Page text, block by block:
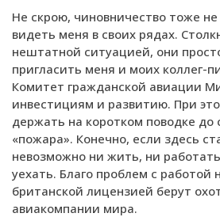
Не скрою, чиновничество тоже
видеть меня в своих рядах.
нештатной ситуацией, они
пригласить меня и моих коллег-
Комитет гражданской авиации
инвестициям и развитию. При
держать на коротком поводке до
«пожара». Конечно, если здесь
невозможно ни жить, ни
уехать. Благо проблем с работой
британской лицензией берут
авиакомпании мира.